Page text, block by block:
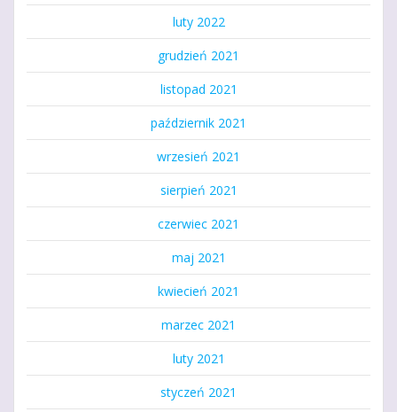
luty 2022
grudzień 2021
listopad 2021
październik 2021
wrzesień 2021
sierpień 2021
czerwiec 2021
maj 2021
kwiecień 2021
marzec 2021
luty 2021
styczeń 2021